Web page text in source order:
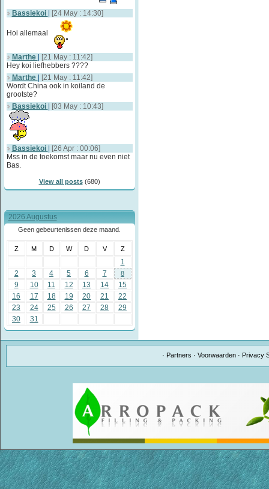
Bassiekoi [24 May : 14:30]
Hoi allemaal
Marthe
[21 May : 11:42]
Hey koi liefhebbers ????
Marthe
[21 May : 11:42]
Wordt China ook in koiland de
grootste?
Bassiekoi
[03 May : 10:43]
Bassiekoi
[26 Apr : 00:06]
Mss in de toekomst maar nu even niet
Bas.
View all posts(680)
2026 Augustus
Geen gebeurtenissen deze maand.
Z M D W D V Z
1
2
3 4 5 6 7 8
9 10 11 12 13 14
15
16
17 18 19 20 21
22
23
24 25 26 27 28
29
30
31
· Partners ·Voorwaarden · Privacy